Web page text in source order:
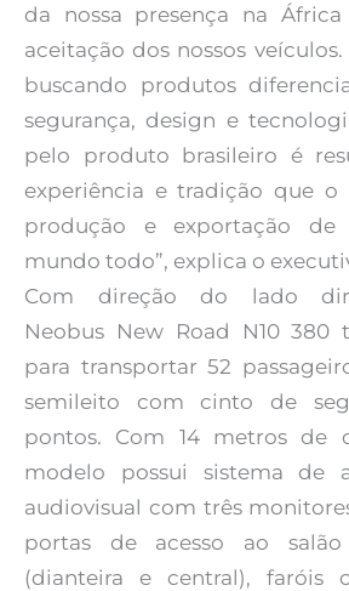
da nossa presença na
aceitação dos nossos
buscando produtos
segurança, design e
pelo produto brasileiro é
experiência e tradição que o
produção e exportação
mundo todo”, explica o
Com direção do lado
Neobus New Road N10 380
para transportar 52
semileito com cinto de
pontos. Com 14 metros de
modelo possui sistema de
audiovisual com três
portas de acesso ao salão
(dianteira e central), faróis